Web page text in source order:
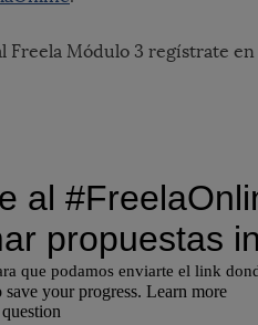
Freela Módulo 3 regístrate en